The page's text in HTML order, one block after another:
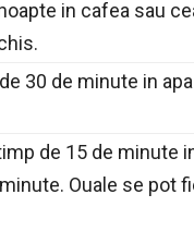
in cafea sau
30 de minute in
de 15 de minute
Ouale se pot